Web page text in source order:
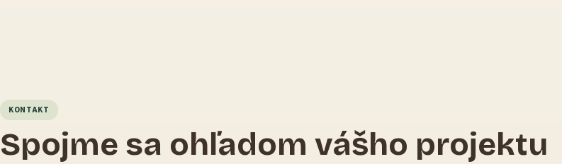
KONTAKT
Spojme sa ohľadom vášho projektu